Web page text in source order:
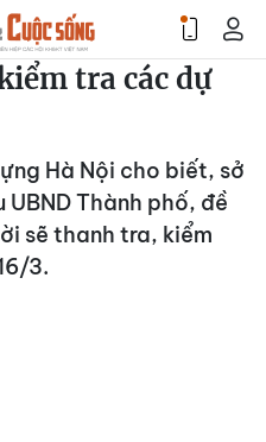
tra các dự
Hà Nội cho biết, sở
Thành phố, đề
sẽ thanh tra, kiểm
3.